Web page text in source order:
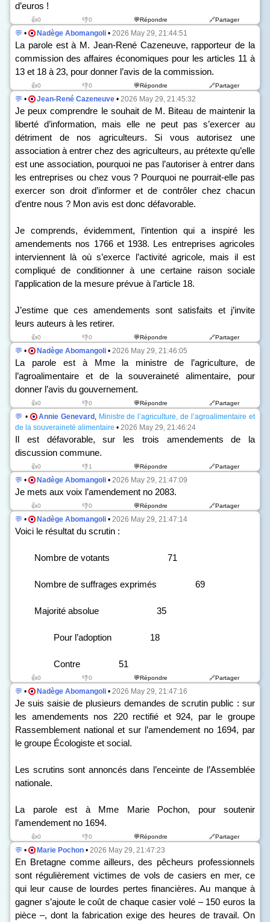
d’euros !
👍0 👎0 💬Répondre 🔗Partager
💬 • Nadège Abomangoli • 2026 May 29, 21:44:51
La parole est à M. Jean-René Cazeneuve, rapporteur de la
commission des affaires économiques pour les articles 11 à
13 et 18 à 23, pour donner l’avis de la commission.
👍0 👎0 💬Répondre 🔗Partager
💬 • Jean-René Cazeneuve • 2026 May 29, 21:45:32
Je peux comprendre le souhait de M. Biteau de maintenir la
liberté d’information, mais elle ne peut pas s’exercer au
détriment de nos agriculteurs. Si vous autorisez une
association à entrer chez des agriculteurs, au prétexte qu’elle
est une association, pourquoi ne pas l’autoriser à entrer dans
les entreprises ou chez vous ? Pourquoi ne pourrait-elle pas
exercer son droit d’informer et de contrôler chez chacun
d’entre nous ? Mon avis est donc défavorable.
Je comprends, évidemment, l’intention qui a inspiré les
amendements nos 1766 et 1938. Les entreprises agricoles
interviennent là où s’exerce l’activité agricole, mais il est
compliqué de conditionner à une certaine raison sociale
l’application de la mesure prévue à l’article 18.
J’estime que ces amendements sont satisfaits et j’invite
leurs auteurs à les retirer.
👍0 👎0 💬Répondre 🔗Partager
💬 • Nadège Abomangoli • 2026 May 29, 21:46:05
La parole est à Mme la ministre de l’agriculture, de
l’agroalimentaire et de la souveraineté alimentaire, pour
donner l’avis du gouvernement.
👍0 👎0 💬Répondre 🔗Partager
💬 • Annie Genevard , Ministre de l’agriculture, de l’agroalimentaire et
de la souveraineté alimentaire • 2026 May 29, 21:46:24
Il est défavorable, sur les trois amendements de la
discussion commune.
👍0 👎1 💬Répondre 🔗Partager
💬 • Nadège Abomangoli • 2026 May 29, 21:47:09
Je mets aux voix l’amendement no 2083.
👍0 👎0 💬Répondre 🔗Partager
💬 • Nadège Abomangoli • 2026 May 29, 21:47:14
Voici le résultat du scrutin :
Nombre de votants 71
Nombre de suffrages exprimés 69
Majorité absolue 35
Pour l’adoption 18
Contre 51
👍0 👎0 💬Répondre 🔗Partager
💬 • Nadège Abomangoli • 2026 May 29, 21:47:16
Je suis saisie de plusieurs demandes de scrutin public : sur
les amendements nos 220 rectifié et 924, par le groupe
Rassemblement national et sur l’amendement no 1694, par
le groupe Écologiste et social.
Les scrutins sont annoncés dans l’enceinte de l’Assemblée
nationale.
La parole est à Mme Marie Pochon, pour soutenir
l’amendement no 1694.
👍0 👎0 💬Répondre 🔗Partager
💬 • Marie Pochon • 2026 May 29, 21:47:23
En Bretagne comme ailleurs, des pêcheurs professionnels
sont régulièrement victimes de vols de casiers en mer, ce
qui leur cause de lourdes pertes financières. Au manque à
gagner s’ajoute le coût de chaque casier volé – 150 euros la
pièce –, dont la fabrication exige des heures de travail. On